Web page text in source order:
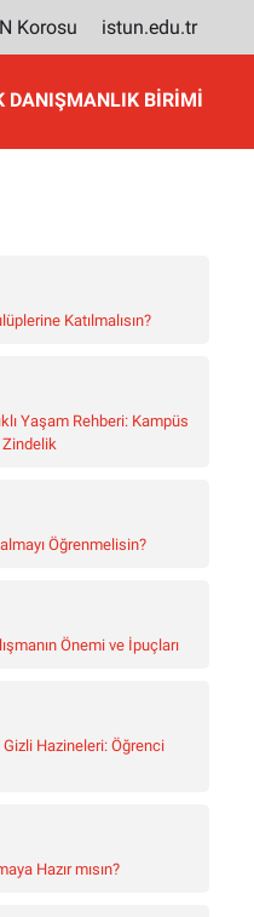
Korosu istun.edu.tr
DANIŞMANLIK BIRIMI
Katılmalısın?
Yaşam Rehberi: Kampüs
Zindelik
Öğrenmelisin?
Önemi ve İpuçları
Gizli Hazineleri: Öğrenci
Hazır mısın?